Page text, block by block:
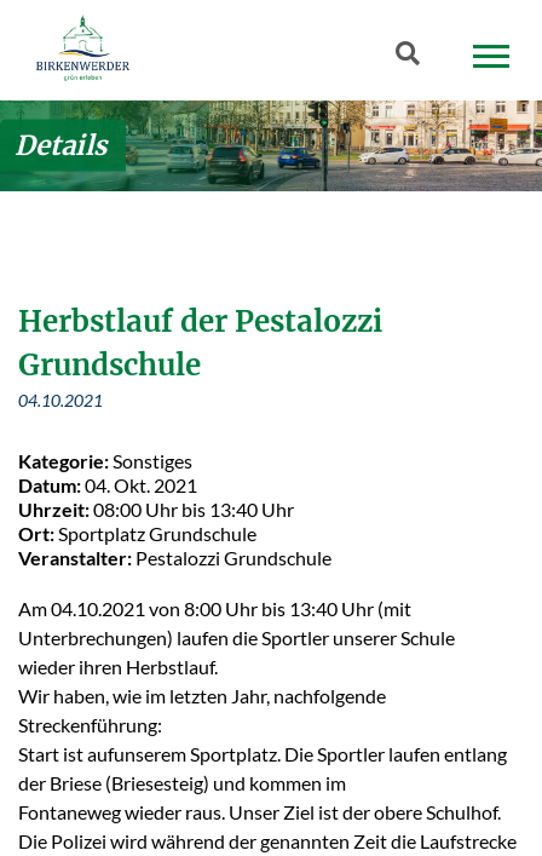
Zum Hauptinhalt springen
Suchbegriff
Details
Herbstlauf der Pestalozzi
Grundschule
04.10.2021
Kategorie: Sonstiges
Datum:04. Okt. 2021
Uhrzeit:08:00 Uhr bis 13:40 Uhr
Ort: Sportplatz Grundschule
Veranstalter: Pestalozzi Grundschule
Am 04.10.2021 von 8:00 Uhr bis 13:40 Uhr (mit
Unterbrechungen) laufen die Sportler unserer Schule
wieder ihren Herbstlauf.
Wir haben, wie im letzten Jahr, nachfolgende
Streckenführung:
Start ist aufunserem Sportplatz. Die Sportler laufen entlang
der Briese (Briesesteig) und kommen im
Fontaneweg wieder raus. Unser Ziel ist der obere Schulhof.
Die Polizei wird während der genannten Zeit die Laufstrecke